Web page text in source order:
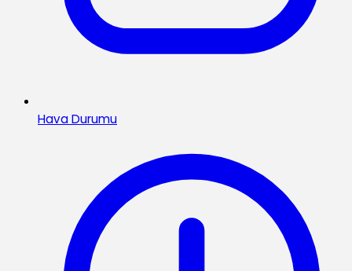
Hava Durumu